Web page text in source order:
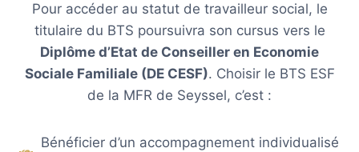
Pour accéder au statut de travailleur social, le
titulaire du BTS poursuivra son cursus vers le
Diplôme d’Etat de Conseiller en Economie
Sociale Familiale (DE CESF). Choisir le BTS ESF
de la MFR de Seyssel, c’est :
Bénéficier d’un accompagnement individualisé